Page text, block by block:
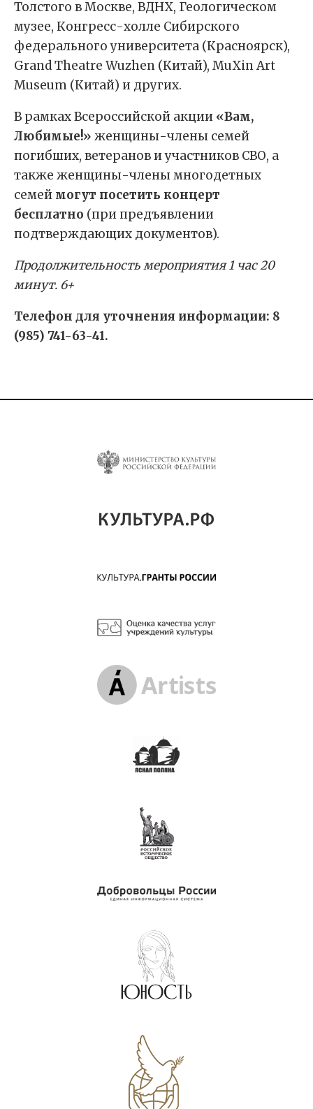
Толстого в Москве, ВДНХ, Геологическом
музее, Конгресс-холле Сибирского
федерального университета (Красноярск),
Grand Theatre Wuzhen (Китай), MuXin Art
Museum (Китай) и других.
В рамках Всероссийской акции «Вам,
Любимые!» женщины-члены семей
погибших, ветеранов и участников СВО, а
также женщины-члены многодетных
семей могут посетить концерт
бесплатно (при предъявлении
подтверждающих документов).
Продолжительность мероприятия 1 час 20
минут. 6+
Телефон для уточнения информации: 8
(985) 741-63-41.